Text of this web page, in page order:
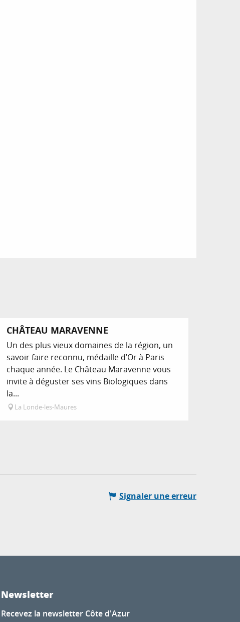
CHÂTEAU MARAVENNE
Un des plus vieux domaines de la région, un
savoir faire reconnu, médaille d’Or à Paris
chaque année. Le Château Maravenne vous
invite à déguster ses vins Biologiques dans
la...
La Londe-les-Maures
Signaler une erreur
Newsletter
Recevez la newsletter Côte d'Azur